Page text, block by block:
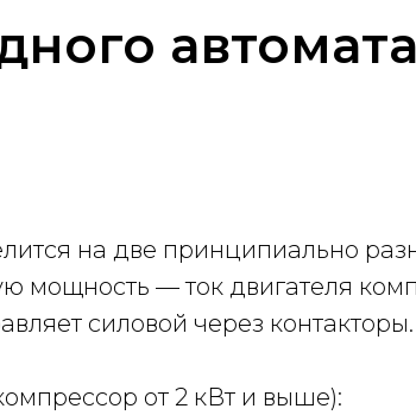
на две принципиально
мощность — ток двигателя
силовой через контакторы.
от 2 кВт и выше):